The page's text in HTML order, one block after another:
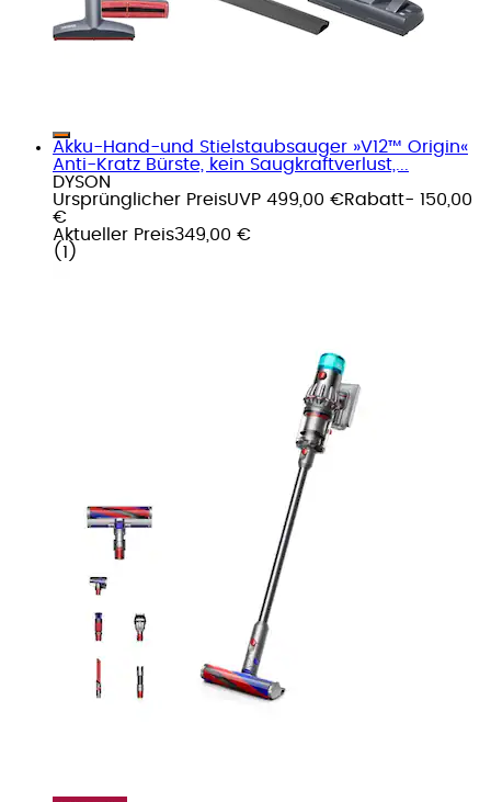
Akku-Hand-und Stielstaubsauger »V12™ Origin«
Anti-Kratz Bürste, kein Saugkraftverlust,...
DYSON
Ursprünglicher PreisUVP 499,00 €Rabatt- 150,00
€
Aktueller Preis349,00 €
( 1 )